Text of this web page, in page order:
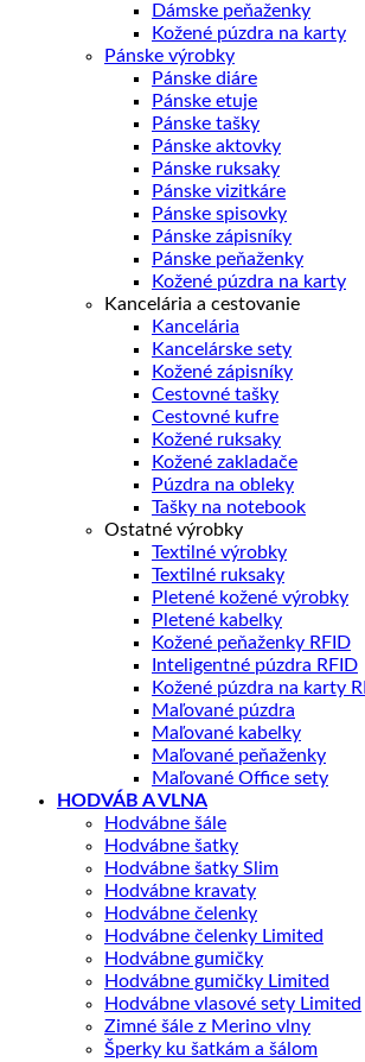
Dámske peňaženky
Kožené púzdra na karty
Pánske výrobky
Pánske diáre
Pánske etuje
Pánske tašky
Pánske aktovky
Pánske ruksaky
Pánske vizitkáre
Pánske spisovky
Pánske zápisníky
Pánske peňaženky
Kožené púzdra na karty
Kancelária a cestovanie
Kancelária
Kancelárske sety
Kožené zápisníky
Cestovné tašky
Cestovné kufre
Kožené ruksaky
Kožené zakladače
Púzdra na obleky
Tašky na notebook
Ostatné výrobky
Textilné výrobky
Textilné ruksaky
Pletené kožené výrobky
Pletené kabelky
Kožené peňaženky RFID
Inteligentné púzdra RFID
Kožené púzdra na karty
Maľované púzdra
Maľované kabelky
Maľované peňaženky
Maľované Office sety
HODVÁB A VLNA
Hodvábne šále
Hodvábne šatky
Hodvábne šatky Slim
Hodvábne kravaty
Hodvábne čelenky
Hodvábne čelenky Limited
Hodvábne gumičky
Hodvábne gumičky Limited
Hodvábne vlasové sety Limited
Zimné šále z Merino vlny
Šperky ku šatkám a šálom